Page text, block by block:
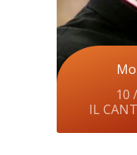
10
IL